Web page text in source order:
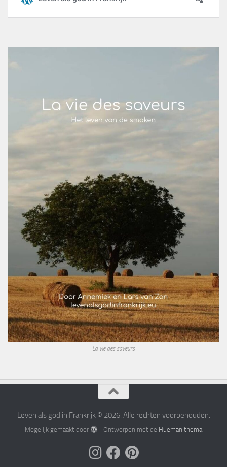
La vie des saveurs
Leven als god in Frankrijk © 2026. Alle rechten voorbehouden.
Mogelijk gemaakt door - Ontworpen met de Hueman thema